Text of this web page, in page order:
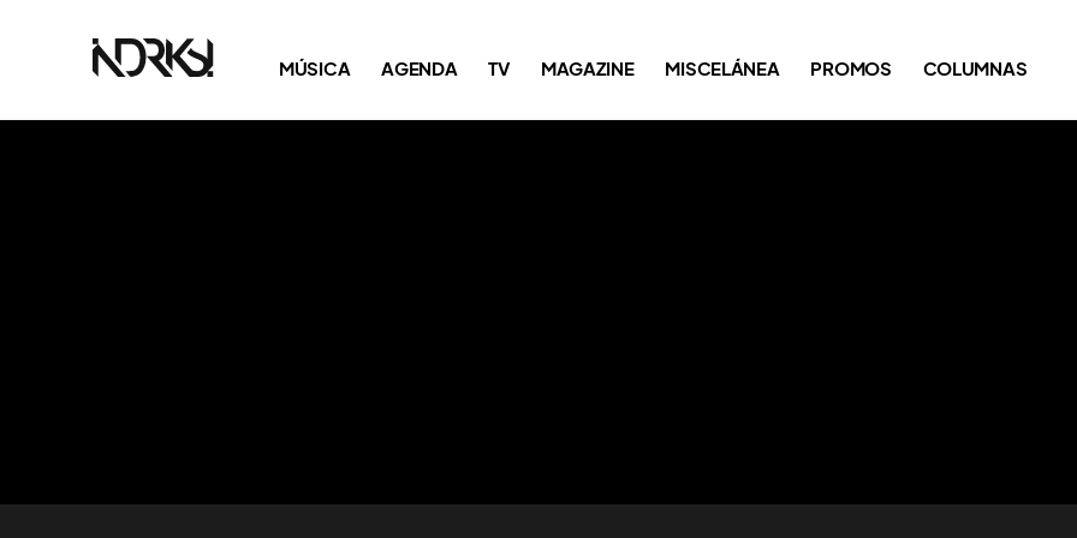
MÚSICA AGENDA TV MAGAZINE MISCELÁNEA PROMOS COLUMNAS